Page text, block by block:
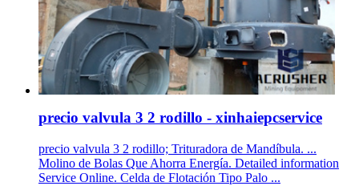
precio valvula 3 2 rodillo - xinhaiepcservice
precio valvula 3 2 rodillo; Trituradora de Mandíbula. ...
Molino de Bolas Que Ahorra Energía. Detailed information
Service Online. Celda de Flotación Tipo Palo ...